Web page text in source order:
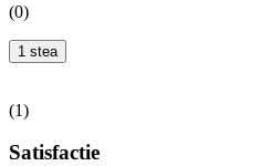
(0)
1 stea
(1)
Satisfactie